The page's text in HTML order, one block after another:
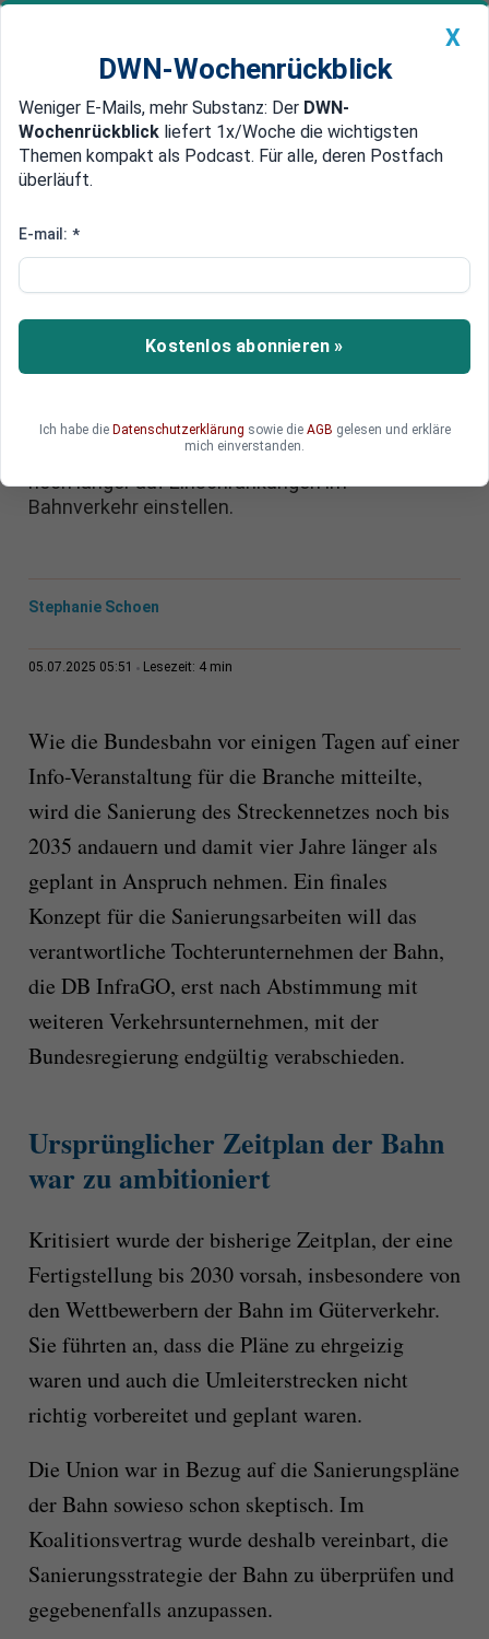
Newsticker MEIN DWN: Geldanlage Premium
Edelmetalle DWN-Magazin China
Deutsche Bahn: Sanierung des
die Folgen
Die Pläne waren ehrgeizig – bis 2030 wollte die
Bahn mit einer Dauerbaustelle das Schienennetz
entpuppt sich als Fehlplanung, denn sie wird nun
Jahre länger dauern. Pendler müssen sich also
noch länger auf Einschränkungen im
Bahnverkehr einstellen.
Stephanie Schoen
05.07.2025 05:51 Lesezeit: 4 min
Wie die Bundesbahn vor einigen Tagen auf einer
Info-Veranstaltung für die Branche mitteilte,
wird die Sanierung des Streckennetzes noch bis
2035 andauern und damit vier Jahre länger als
geplant in Anspruch nehmen. Ein finales
Konzept für die Sanierungsarbeiten will das
verantwortliche Tochterunternehmen der Bahn,
die DB InfraGO, erst nach Abstimmung mit
weiteren Verkehrsunternehmen, mit der
Bundesregierung endgültig verabschieden.
Ursprünglicher Zeitplan der Bahn
war zu ambitioniert
Kritisiert wurde der bisherige Zeitplan, der eine
Fertigstellung bis 2030 vorsah, insbesondere von
den Wettbewerbern der Bahn im Güterverkehr.
Sie führten an, dass die Pläne zu ehrgeizig
waren und auch die Umleiterstrecken nicht
richtig vorbereitet und geplant waren.
Die Union war in Bezug auf die Sanierungspläne
der Bahn sowieso schon skeptisch. Im
Koalitionsvertrag wurde deshalb vereinbart, die
Sanierungsstrategie der Bahn zu überprüfen und
gegebenenfalls anzupassen.
X
DWN-Wochenrückblick
Weniger E-Mails, mehr Substanz: Der DWN-
Wochenrückblick liefert 1x/Woche die wichtigsten
Themen kompakt als Podcast. Für alle, deren Postfach
überläuft.
E-mail: *
Kostenlos abonnieren »
Ich habe die Datenschutzerklärung sowie die AGB gelesen und erkläre
mich einverstanden.